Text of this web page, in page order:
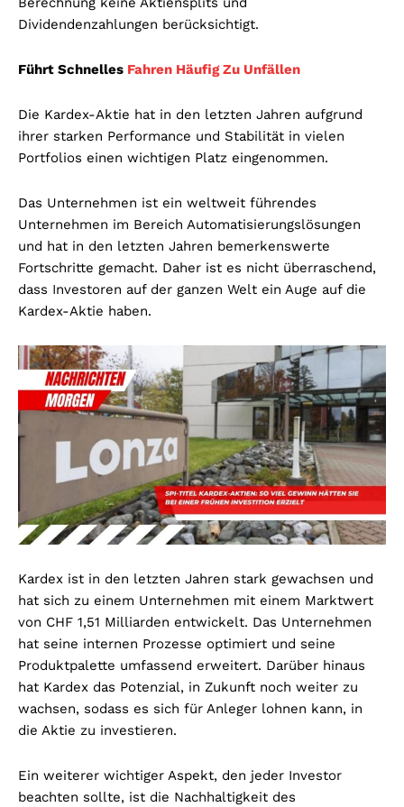
Dividendenzahlungen berücksichtigt.
Führt Schnelles Fahren Häufig Zu Unfällen
Die Kardex-Aktie hat in den letzten Jahren aufgrund
ihrer starken Performance und Stabilität in vielen
Portfolios einen wichtigen Platz eingenommen.
Das Unternehmen ist ein weltweit führendes
Unternehmen im Bereich Automatisierungslösungen
und hat in den letzten Jahren bemerkenswerte
Fortschritte gemacht. Daher ist es nicht überraschend,
dass Investoren auf der ganzen Welt ein Auge auf die
Kardex-Aktie haben.
Kardex ist in den letzten Jahren stark gewachsen und
hat sich zu einem Unternehmen mit einem Marktwert
von CHF 1,51 Milliarden entwickelt. Das Unternehmen
hat seine internen Prozesse optimiert und seine
Produktpalette umfassend erweitert. Darüber hinaus
hat Kardex das Potenzial, in Zukunft noch weiter zu
wachsen, sodass es sich für Anleger lohnen kann, in
die Aktie zu investieren.
Ein weiterer wichtiger Aspekt, den jeder Investor
beachten sollte, ist die Nachhaltigkeit des